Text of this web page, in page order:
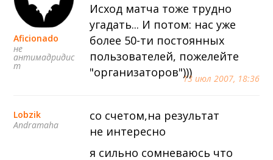
Aficionado
не
антимадридис
т
13 июл 2007, 18:36
Исход матча тоже трудно
угадать... И потом: нас уже
более 50-ти постоянных
пользователей, пожелейте
"организаторов")))
Lobzik
Andramaha
со счетом,на результат
не интересно
я сильно сомневаюсь что